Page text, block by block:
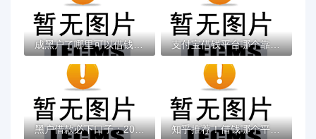
成黑户了哪里可以借钱急用啊，2025五大专属... 支付宝借钱平台哪个靠谱？实测这5款低息灵活...
黑户借款必下口子：2025推荐5个通过率100%的... 知乎推荐！借钱哪个平台靠谱？这5个低息正规...